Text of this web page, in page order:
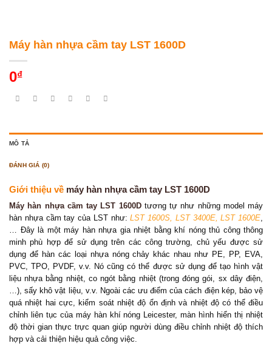
Máy hàn nhựa cầm tay LST 1600D
0₫
MÔ TẢ
ĐÁNH GIÁ (0)
Giới thiệu về máy hàn nhựa cầm tay LST 1600D
Máy hàn nhựa cầm tay LST 1600Dtương tự như những model máy
hàn nhựa cầm tay của LST như:LST 1600S, LST 3400E,LST 1600E,
… Đây là một máy hàn nhựa gia nhiệt bằng khí nóng thủ công thông
minh phù hợp để sử dụng trên các công trường, chủ yếu được sử
dụng để hàn các loại nhựa nóng chảy khác nhau như PE, PP, EVA,
PVC, TPO, PVDF, v.v. Nó cũng có thể được sử dụng để tạo hình vật
liệu nhựa bằng nhiệt, co ngót bằng nhiệt (trong đóng gói, sx dây điện,
…), sấy khô vật liệu, v.v. Ngoài các ưu điểm của cách điện kép, bảo vệ
quá nhiệt hai cực, kiểm soát nhiệt độ ổn định và nhiệt độ có thể điều
chỉnh liên tục của máy hàn khí nóng Leicester, màn hình hiển thị nhiệt
độ thời gian thực trực quan giúp người dùng điều chỉnh nhiệt độ thích
hợp và cải thiện hiệu quả công việc.